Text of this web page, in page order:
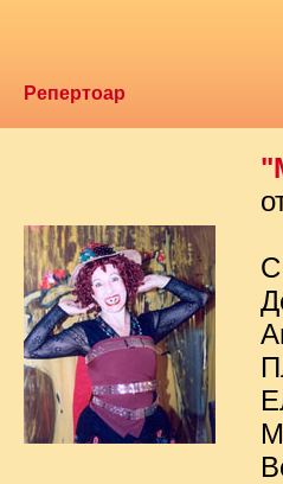
Репертоар
С